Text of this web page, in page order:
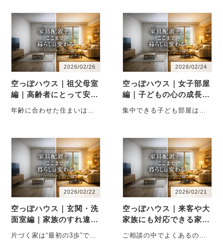
2026/02/26
空っぽハウス｜祖父母室
編｜高齢者にとって安心
できる部屋のつくり方
年齢に合わせた住まいは
祖父母が過ご・・・
2026/02/24
空っぽハウス｜女子部屋
編｜子どもの心の成長と
勉強環境を整える部屋づ
くり
集中できる子ども部屋は
のご相談では・・・
2026/02/22
空っぽハウス｜玄関・洗
面室編｜家族のすれ違い
と探し物がなくなる家の
設計
片づく家は“最初の3歩”で決
2026/02/21
空っぽハウス｜来客や大
家族にも対応できる家具
配置 ～「家具を増やさ
ず」居場所を増やす方法
ご相談の中でよくあるの